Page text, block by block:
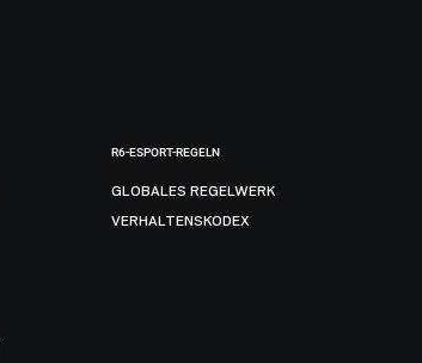
R6-ESPORT-REGELN
GLOBALES REGELWERK
VERHALTENSKODEX